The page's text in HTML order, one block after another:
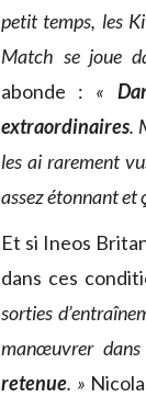
petit temps, les
Match se joue
abonde : «
extraordinaires.
les ai rarement
assez étonnant et
Et si Ineos
dans ces
sorties
manœuvrer
retenue. »